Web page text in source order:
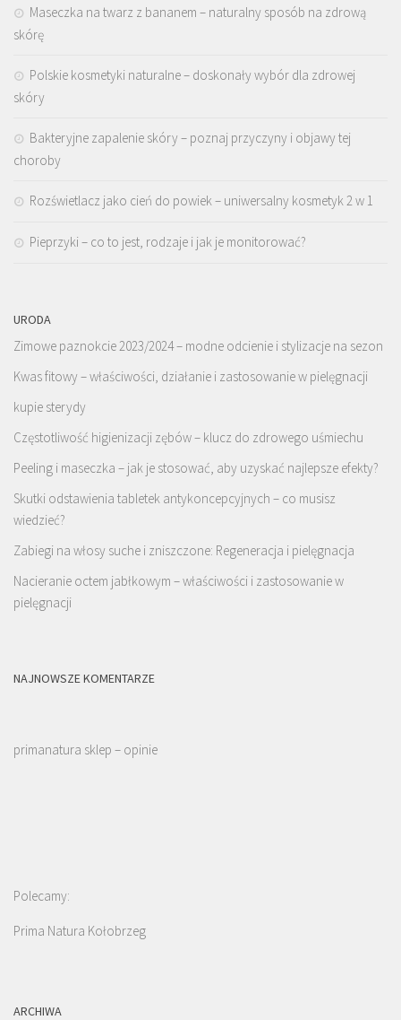
Maseczka na twarz z bananem – naturalny sposób na zdrową
skórę
Polskie kosmetyki naturalne – doskonały wybór dla zdrowej
skóry
Bakteryjne zapalenie skóry – poznaj przyczyny i objawy tej
choroby
Rozświetlacz jako cień do powiek – uniwersalny kosmetyk 2 w 1
Pieprzyki – co to jest, rodzaje i jak je monitorować?
URODA
Zimowe paznokcie 2023/2024 – modne odcienie i stylizacje na sezon
Kwas fitowy – właściwości, działanie i zastosowanie w pielęgnacji
kupie sterydy
Częstotliwość higienizacji zębów – klucz do zdrowego uśmiechu
Peeling i maseczka – jak je stosować, aby uzyskać najlepsze efekty?
Skutki odstawienia tabletek antykoncepcyjnych – co musisz
wiedzieć?
Zabiegi na włosy suche i zniszczone: Regeneracja i pielęgnacja
Nacieranie octem jabłkowym – właściwości i zastosowanie w
pielęgnacji
NAJNOWSZE KOMENTARZE
primanatura sklep – opinie
Polecamy:
Prima Natura Kołobrzeg
ARCHIWA